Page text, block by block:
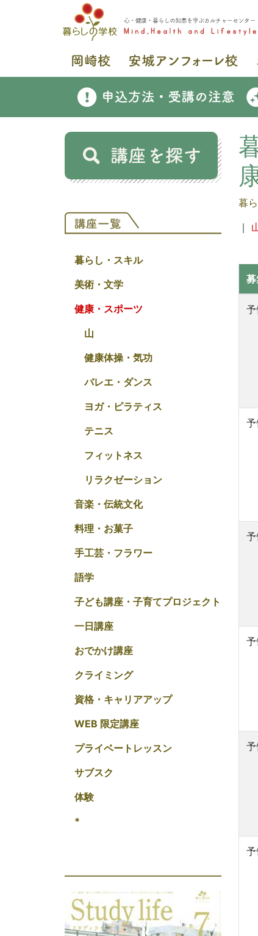
暮らし・スキル
美術・文学
健康・スポーツ
山
健康体操・気功
バレエ・ダンス
ヨガ・ピラティス
テニス
フィットネス
リラクゼーション
音楽・伝統文化
料理・お菓子
手工芸・フラワー
語学
子ども講座・子育てプロジェクト
一日講座
おでかけ講座
クライミング
資格・キャリアアップ
WEB 限定講座
プライベートレッスン
サブスク
体験
*
暮
｜